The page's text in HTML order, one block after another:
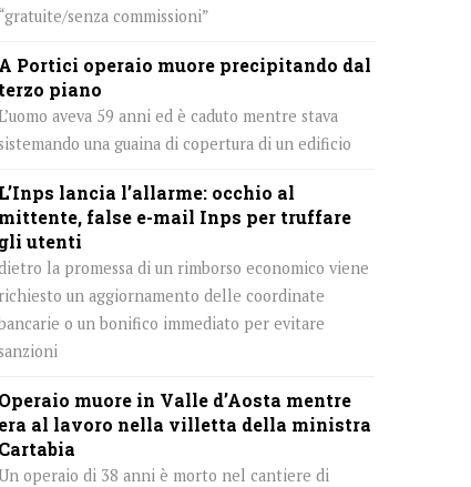
“gratuite/senza commissioni”
A Portici operaio muore precipitando dal
terzo piano
aveva 59 anni ed è caduto mentre stava
sistemando una guaina di copertura di un edificio
L’Inps lancia l’allarme: occhio al
mittente, false e-mail Inps per truffare
gli utenti
la promessa di un rimborso economico viene
richiesto un aggiornamento delle coordinate
o un bonifico immediato per evitare
sanzioni
Operaio muore in Valle d’Aosta mentre
era al lavoro nella villetta della ministra
Cartabia
operaio di 38 anni è morto nel cantiere di